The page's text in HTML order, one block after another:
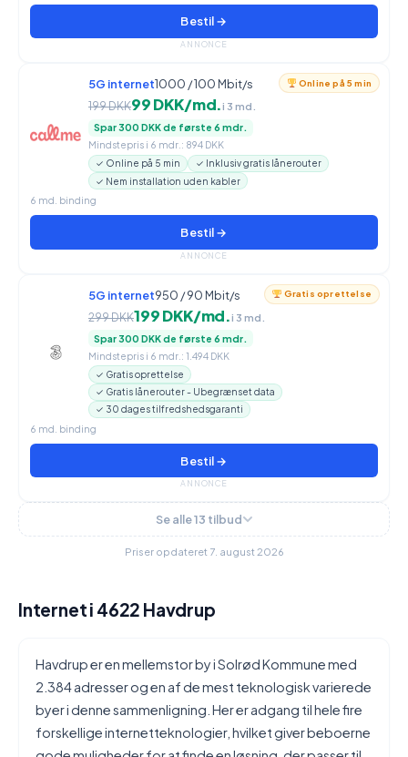
Bestil →
ANNONCE
Online på 5 min
5G internet1000 / 100 Mbit/s
199 DKK99 DKK/md.i 3 md.
Spar 300 DKK de første 6 mdr.
Mindstepris i 6 mdr.: 894 DKK
✓ Online på 5 min
✓ Inklusiv gratis lånerouter
✓ Nem installation uden kabler
6 md. binding
Bestil →
ANNONCE
Gratis oprettelse
5G internet950 / 90 Mbit/s
299 DKK199 DKK/md.i 3 md.
Spar 300 DKK de første 6 mdr.
Mindstepris i 6 mdr.: 1.494 DKK
✓ Gratis oprettelse
✓ Gratis lånerouter - Ubegrænset data
✓ 30 dages tilfredshedsgaranti
6 md. binding
Bestil →
ANNONCE
Se alle 13 tilbud
Priser opdateret 7. august 2026
Internet i 4622 Havdrup
Havdrup er en mellemstor by i Solrød Kommune med
2.384 adresser og en af de mest teknologisk varierede
byer i denne sammenligning. Her er adgang til hele fire
forskellige internetteknologier, hvilket giver beboerne